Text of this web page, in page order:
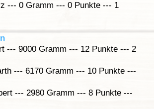
--- 0 Gramm --- 0 Punkte --- 1
--- 9000 Gramm --- 12 Punkte --- 2
--- 6170 Gramm --- 10 Punkte ---
--- 2980 Gramm --- 8 Punkte ---